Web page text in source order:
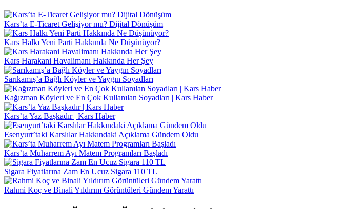
Kars’ta E-Ticaret Gelişiyor mu? Dijital Dönüşüm
Kars Halkı Yeni Parti Hakkında Ne Düşünüyor?
Kars Harakani Havalimanı Hakkında Her Şey
Sarıkamış’a Bağlı Köyler ve Yaygın Soyadları
Kağızman Köyleri ve En Çok Kullanılan Soyadları | Kars Haber
Kars’ta Yaz Başkadır | Kars Haber
Esenyurt’taki Karslılar Hakkındaki Açıklama Gündem Oldu
Kars’ta Muharrem Ayı Matem Programları Başladı
Sigara Fiyatlarına Zam En Ucuz Sigara 110 TL
Rahmi Koç ve Binali Yıldırım Görüntüleri Gündem Yarattı